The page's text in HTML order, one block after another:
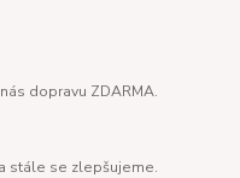
dopravu ZDARMA.
stále se zlepšujeme.